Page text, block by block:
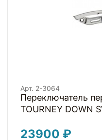
Арт. 2-3064
Переключатель
TOURNEY DOWN
23900 ₽